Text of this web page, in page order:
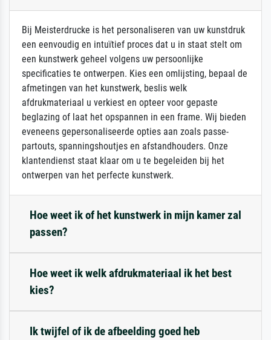
Bij Meisterdrucke is het personaliseren van uw kunstdruk
een eenvoudig en intuïtief proces dat u in staat stelt om
een kunstwerk geheel volgens uw persoonlijke
specificaties te ontwerpen. Kies een omlijsting, bepaal de
afmetingen van het kunstwerk, beslis welk
afdrukmateriaal u verkiest en opteer voor gepaste
beglazing of laat het opspannen in een frame. Wij bieden
eveneens gepersonaliseerde opties aan zoals passe-
partouts, spanningshoutjes en afstandhouders. Onze
klantendienst staat klaar om u te begeleiden bij het
ontwerpen van het perfecte kunstwerk.
Hoe weet ik of het kunstwerk in mijn kamer zal
passen?
Hoe weet ik welk afdrukmateriaal ik het best
kies?
Ik twijfel of ik de afbeelding goed heb